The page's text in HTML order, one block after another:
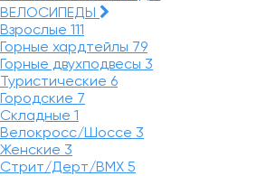
ВЕЛОСИПЕДЫ
Взрослые 111
Горные хардтейлы 79
Горные двухподвесы 3
Туристические 6
Городские 7
Складные 1
Велокросс/Шоссе 3
Женские 3
Стрит/Дерт/BMX 5